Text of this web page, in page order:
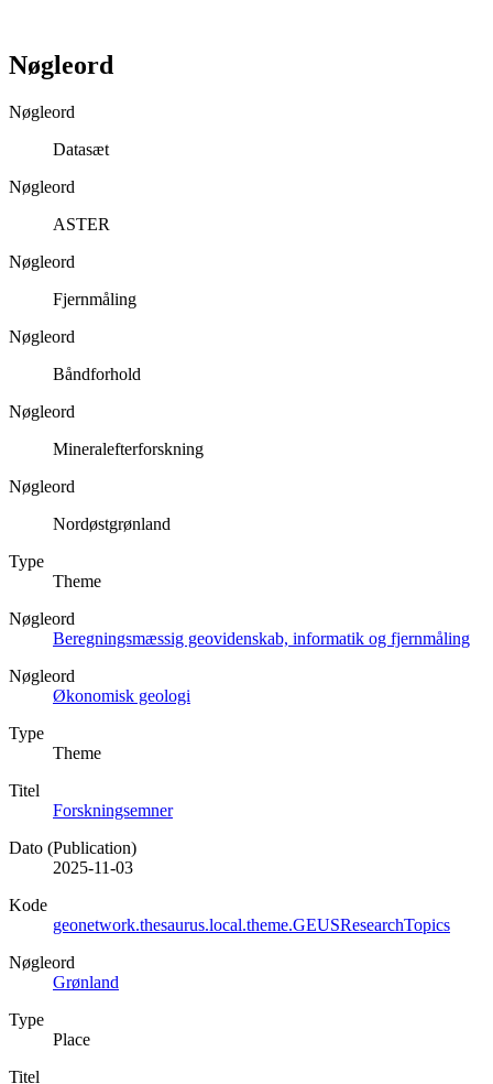
Nøgleord
Nøgleord
Datasæt
Nøgleord
ASTER
Nøgleord
Fjernmåling
Nøgleord
Båndforhold
Nøgleord
Mineralefterforskning
Nøgleord
Nordøstgrønland
Type
Theme
Nøgleord
Beregningsmæssig geovidenskab, informatik og fjernmåling
Nøgleord
Økonomisk geologi
Type
Theme
Titel
Forskningsemner
Dato (Publication)
2025-11-03
Kode
geonetwork.thesaurus.local.theme.GEUSResearchTopics
Nøgleord
Grønland
Type
Place
Titel